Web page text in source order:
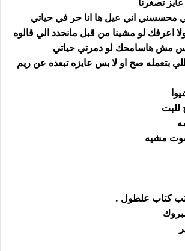
محسسني اني عيل ها انا حر في حياتي
اعرفك لو مشينا من قبل مانحدد الي قالوه
مش هاسامحك لو دمرتي حياتي
بتعمله صح او لا بس عايزه تبعده عن ريم
للبت
مشيه
كتاب علطول .